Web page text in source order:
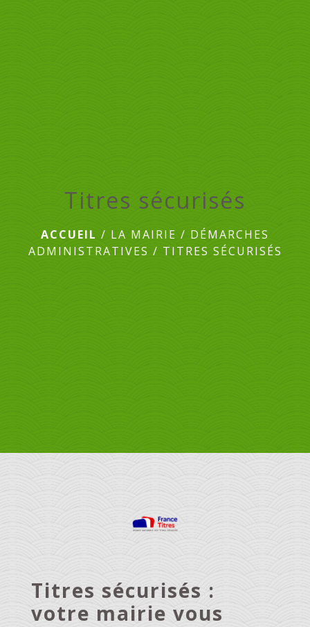
Titres sécurisés
ACCUEIL / LA MAIRIE / DÉMARCHES
ADMINISTRATIVES / TITRES SÉCURISÉS
Titres sécurisés :
votre mairie vous